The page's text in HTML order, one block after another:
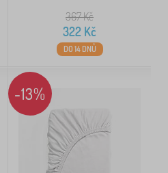
367Kč
322 Kč
DO 14 DNŮ
-13%